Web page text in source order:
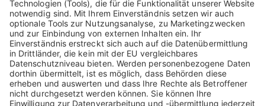
Biotest eingesetzt. Ein weiteres wichtiges Anwendungsgebiet
unseres Immunglobulin-M-Präparates Pentaglobin® sind schwere
bakterielle Infektionen bis hin zur Sepsis oder schwere
Lungenentzündungen. Gerade in diesem Bereich sind spezielle
Immunglobulin-Präparate wie Pentaglobin® oder das sich noch in
der Entwicklung befindliche IgM concentrate von Biotest wichtige
Therapieoptionen und können für viele Patienten unmittelbar
lebensrettend sein.